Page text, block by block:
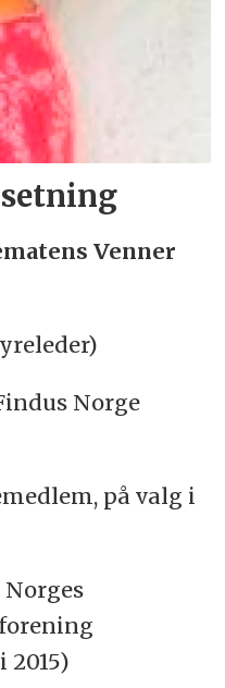
Venner
Norge
på valg i
2015)